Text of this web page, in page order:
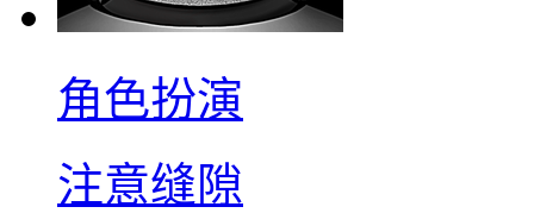
角色扮演
注意缝隙